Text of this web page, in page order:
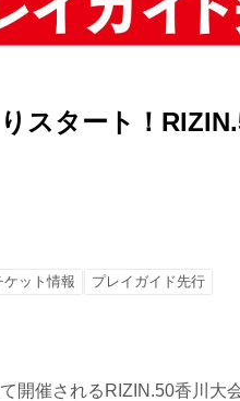
スタート！
ケット情報 プレイガイド先行
開催されるRIZIN.50香川大